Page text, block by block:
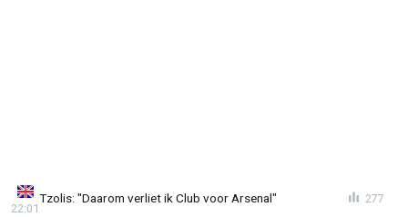
Tzolis: "Daarom verliet ik Club voor Arsenal"
22:01
277